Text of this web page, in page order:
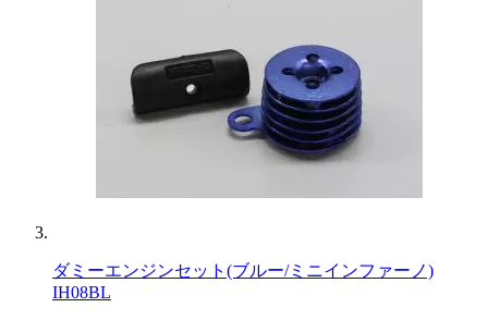
ダミーエンジンセット(ブルー/ミニインファーノ)
IH08BL